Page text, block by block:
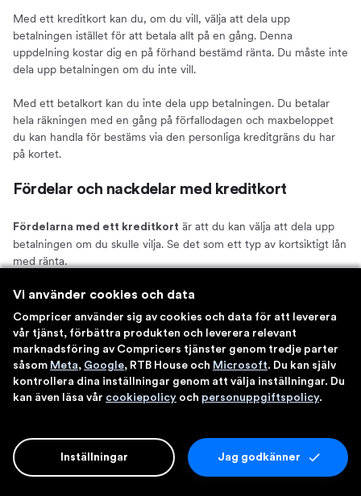
Med ett kreditkort kan du, om du vill, välja att dela upp
betalningen istället för att betala allt på en gång. Denna
uppdelning kostar dig en på förhand bestämd ränta. Du måste inte
dela upp betalningen om du inte vill.
Med ett betalkort kan du inte dela upp betalningen. Du betalar
hela räkningen med en gång på förfallodagen och maxbeloppet
du kan handla för bestäms via den personliga kreditgräns du har
på kortet.
Fördelar och nackdelar med kreditkort
Fördelarna med ett kreditkort är att du kan välja att dela upp
betalningen om du skulle vilja. Se det som ett typ av kortsiktigt lån
med ränta.
Ett kreditkort har normalt även fördelar som bonus/poäng på
inköp, förmåner, rabatter och reseförsäkring med mera. Det är
även smidigt att få alla inköp samlade på en faktura.
Nackdelarna med ett kreditkort är att det ofta är dyrt att dela
upp betalningarna. Räntan är normalt högre än ett traditionellt lån
och väljer du att delbetala små summor under lång tid blir
Fördelar och nackdelar med betalkort
Vi använder cookies och data
Compricer använder sig av cookies och data för att leverera
vår tjänst, förbättra produkten och leverera relevant
marknadsföring av Compricers tjänster genom tredje parter
såsom Meta, Google, RTB House och Microsoft. Du kan själv
kontrollera dina inställningar genom att välja inställningar. Du
kan även läsa vår cookiepolicy och personuppgiftspolicy.
Jag godkänner
Inställningar